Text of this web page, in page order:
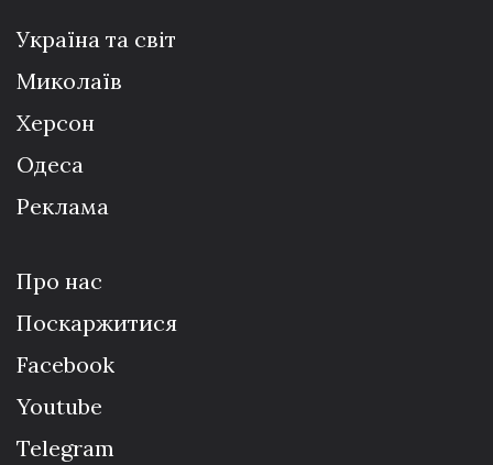
Україна та світ
Миколаїв
Херсон
Одеса
Реклама
Про нас
Поскаржитися
Facebook
Youtube
Telegram